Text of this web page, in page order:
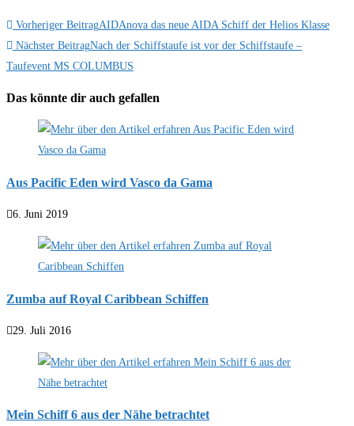
Weitere
Artikel
Vorheriger BeitragAIDAnova das neue AIDA Schiff der Helios Klasse
Nächster BeitragNach der Schiffstaufe ist vor der Schiffstaufe –
Taufevent MS COLUMBUS
Das könnte dir auch gefallen
Aus Pacific Eden wird Vasco da Gama
6. Juni 2019
Zumba auf Royal Caribbean Schiffen
29. Juli 2016
Mein Schiff 6 aus der Nähe betrachtet